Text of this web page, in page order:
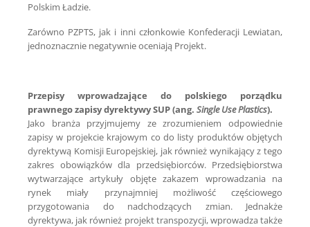
Polskim Ładzie.
Zarówno PZPTS, jak i inni członkowie Konfederacji Lewiatan,
jednoznacznie negatywnie oceniają Projekt.
Przepisy wprowadzające do polskiego porządku
prawnego zapisy dyrektywy SUP (ang. Single Use Plastics).
Jako branża przyjmujemy ze zrozumieniem odpowiednie
zapisy w projekcie krajowym co do listy produktów objętych
dyrektywą Komisji Europejskiej, jak również wynikający z tego
zakres obowiązków dla przedsiębiorców. Przedsiębiorstwa
wytwarzające artykuły objęte zakazem wprowadzania na
rynek miały przynajmniej możliwość częściowego
przygotowania do nadchodzących zmian. Jednakże
dyrektywa, jak również projekt transpozycji, wprowadza także